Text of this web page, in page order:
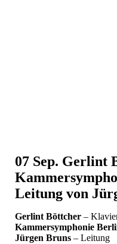
07 Sep. Gerlint
Leitung von
Gerlint Böttcher –
Kammersymphonie
Jürgen Bruns – Leitung